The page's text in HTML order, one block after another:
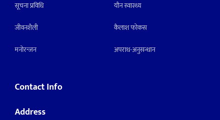
सूचना प्रविधि
जीवनशैली
मनाेरन्जन
याैन स्वास्थ्य
कैलाश फोकस
अपराध-अनुसन्धान
Contact Info
Address